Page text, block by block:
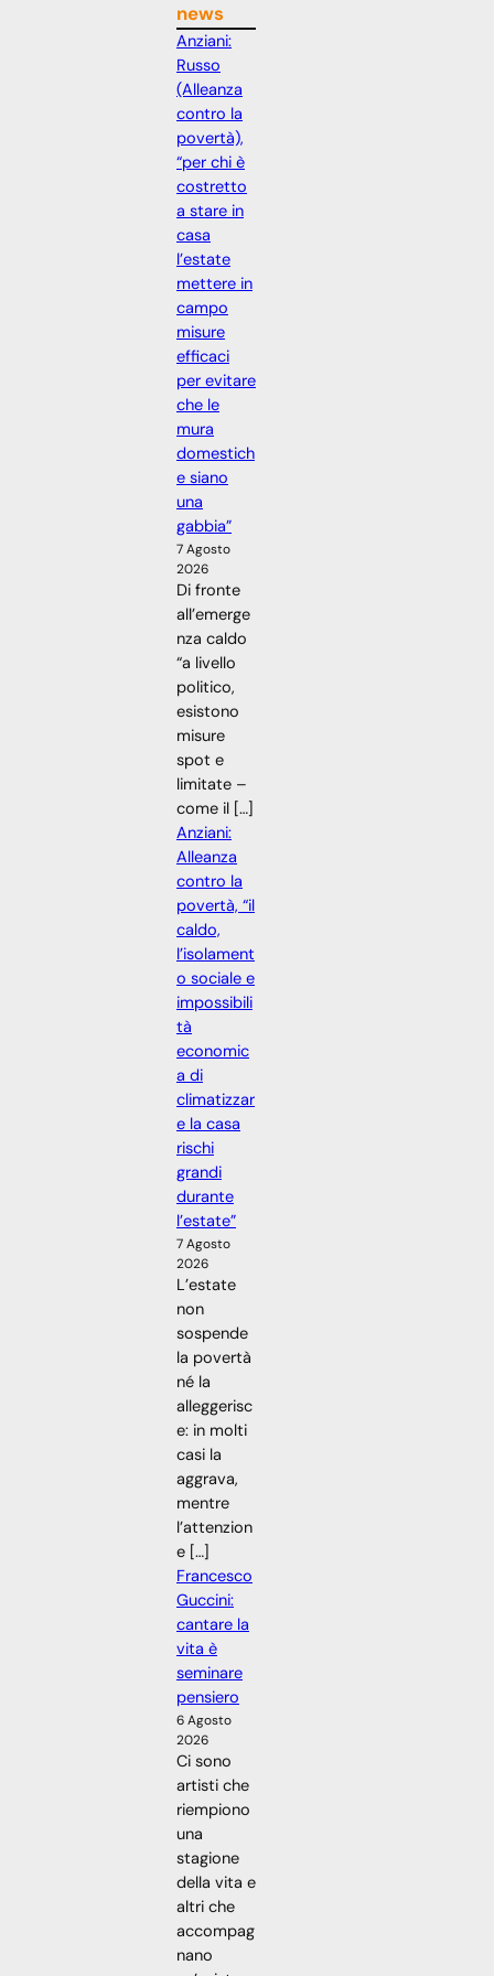
news
Anziani:
Russo
(Alleanza
contro la
povertà),
“per chi è
costretto
a stare in
casa
l’estate
mettere in
campo
misure
efficaci
per evitare
che le
mura
domestich
e siano
una
gabbia”
7 Agosto
2026
Di fronte
all’emerge
nza caldo
“a livello
politico,
esistono
misure
spot e
limitate –
come il […]
Anziani:
Alleanza
contro la
povertà, “il
caldo,
l’isolament
o sociale e
impossibili
tà
economic
a di
climatizzar
e la casa
rischi
grandi
durante
l’estate”
7 Agosto
2026
L’estate
non
sospende
la povertà
né la
alleggerisc
e: in molti
casi la
aggrava,
mentre
l’attenzion
e […]
Francesco
Guccini:
cantare la
vita è
seminare
pensiero
6 Agosto
2026
Ci sono
artisti che
riempiono
una
stagione
della vita e
altri che
accompag
nano